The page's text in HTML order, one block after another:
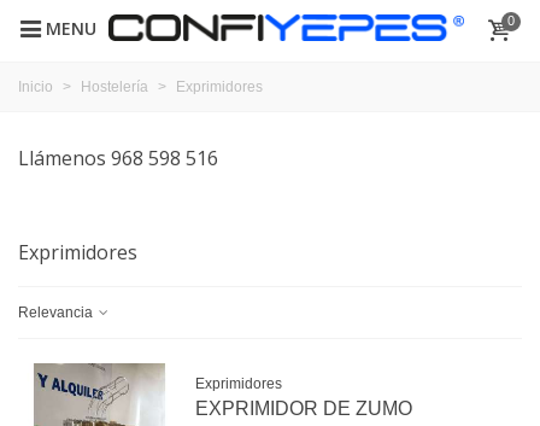
MENU 0
Inicio > Hostelería > Exprimidores
Llámenos 968 598 516
Exprimidores
Relevancia
Exprimidores
EXPRIMIDOR DE ZUMO